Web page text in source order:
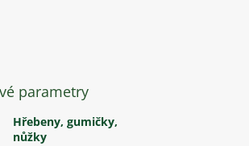
parametry
Hřebeny, gumičky,
nůžky